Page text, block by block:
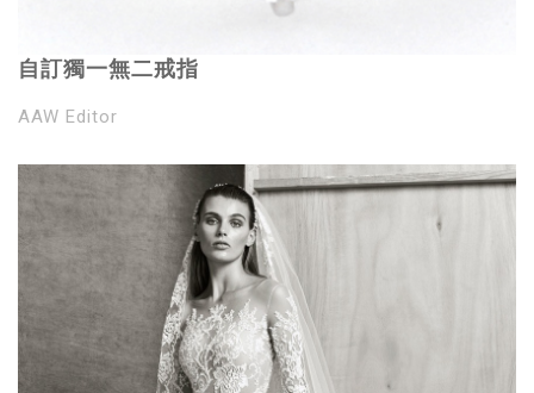
自訂獨一無二戒指
AAW Editor